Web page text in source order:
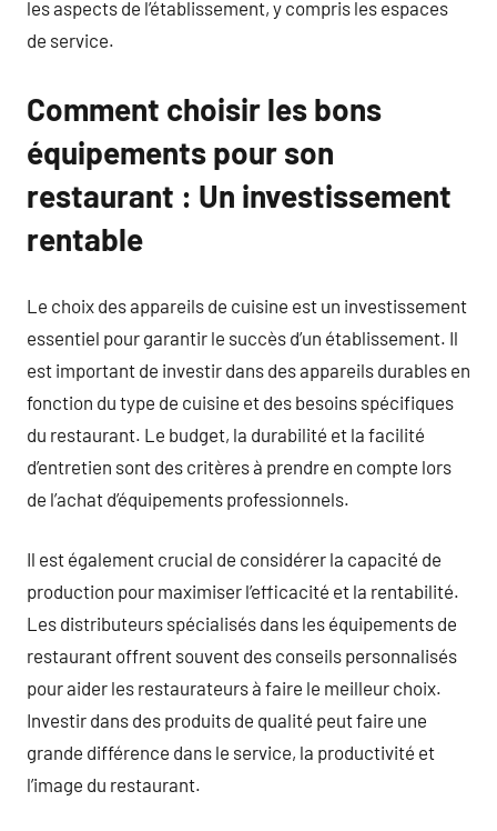
les aspects de l’établissement, y compris les espaces
de service.
Comment choisir les bons
équipements pour son
restaurant : Un investissement
rentable
Le choix des appareils de cuisine est un investissement
essentiel pour garantir le succès d’un établissement. Il
est important de investir dans des appareils durables en
fonction du type de cuisine et des besoins spécifiques
du restaurant. Le budget, la durabilité et la facilité
d’entretien sont des critères à prendre en compte lors
de l’achat d’équipements professionnels.
Il est également crucial de considérer la capacité de
production pour maximiser l’efficacité et la rentabilité.
Les distributeurs spécialisés dans les équipements de
restaurant offrent souvent des conseils personnalisés
pour aider les restaurateurs à faire le meilleur choix.
Investir dans des produits de qualité peut faire une
grande différence dans le service, la productivité et
l’image du restaurant.